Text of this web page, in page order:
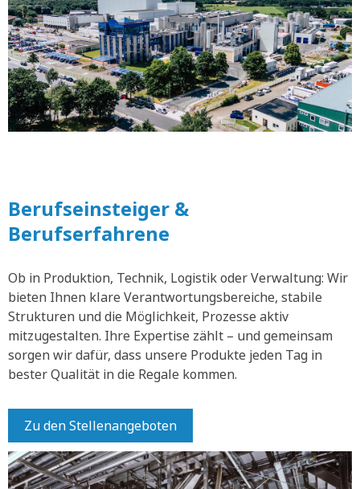
Berufseinsteiger &
Berufserfahrene
Ob in Produktion, Technik, Logistik oder Verwaltung: Wir
bieten Ihnen klare Verantwortungsbereiche, stabile
Strukturen und die Möglichkeit, Prozesse aktiv
mitzugestalten. Ihre Expertise zählt – und gemeinsam
sorgen wir dafür, dass unsere Produkte jeden Tag in
bester Qualität in die Regale kommen.
Zu den Stellenangeboten